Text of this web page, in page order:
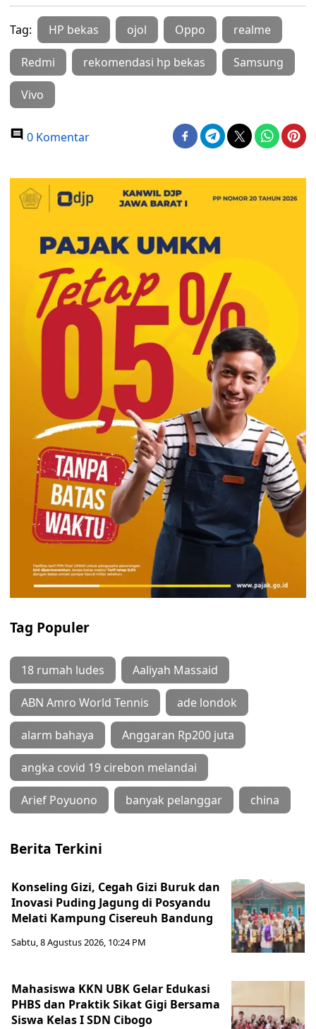
Tag: HP bekas ojol Oppo realme
Redmi rekomendasi hp bekas Samsung
Vivo
0 Komentar
Tag Populer
18 rumah ludes Aaliyah Massaid
ABN Amro World Tennis ade londok
alarm bahaya Anggaran Rp200 juta
angka covid 19 cirebon melandai
Arief Poyuono banyak pelanggar china
Berita Terkini
Konseling Gizi, Cegah Gizi Buruk dan
Inovasi Puding Jagung di Posyandu
Melati Kampung Cisereuh Bandung
Sabtu, 8 Agustus 2026, 10:24 PM
Mahasiswa KKN UBK Gelar Edukasi
PHBS dan Praktik Sikat Gigi Bersama
Siswa Kelas I SDN Cibogo